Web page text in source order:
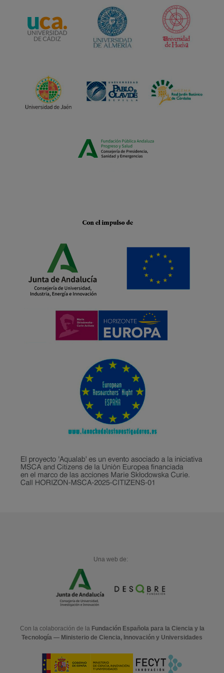
Una web de:
Con la colaboración de la Fundación Española para la Ciencia y la
Tecnología — Ministerio de Ciencia, Innovación y Universidades